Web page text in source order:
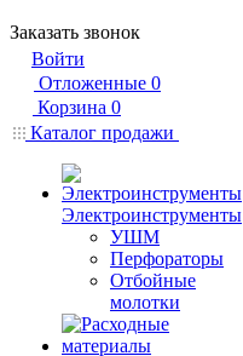
Заказать звонок
Войти
Отложенные 0
Корзина 0
Каталог продажи
Электроинструменты
УШМ
Перфораторы
Отбойные
молотки